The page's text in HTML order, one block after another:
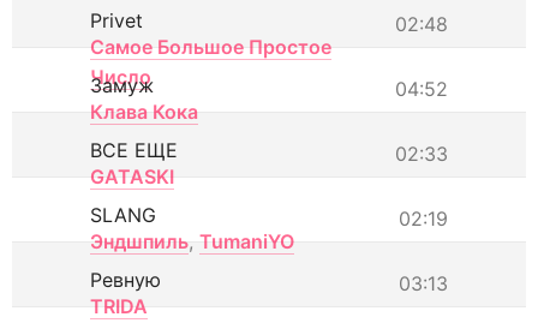
02:48
Privet
Самое Большое Простое
Число
04:52
Замуж
Клава Кока
02:33
ВСЕ ЕЩЕ
GATASKI
02:19
SLANG
Эндшпиль, TumaniYO
03:13
Ревную
TRIDA